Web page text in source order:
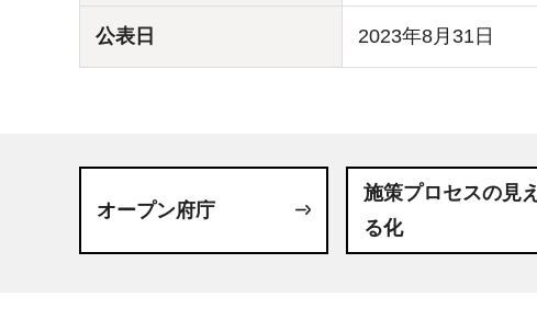
公表日 2023年8月31日
オープン府庁
施策プロセスの見え
る化